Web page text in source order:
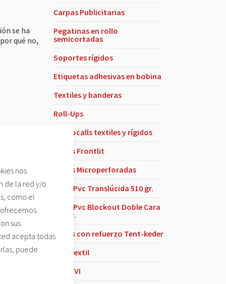
se ha
qué no,
hacer
en la
Esta
eres una
con
luego el
Carpas Publicitarias
Pegatinas en rollo
semicortadas
Soportes rígidos
Etiquetas adhesivas en bobina
Textiles y banderas
Roll-Ups
Photocalls textiles y rígidos
Lonas Frontlit
Lonas Microperforadas
Lona Pvc Translúcida 510 gr.
Lona Pvc Blockout Doble Cara
800 gr.
Lonas con refuerzo Tent-keder
DTF Textil
DTF UVI
nos
de la red y/o
como el
sus
acepta todas
puede